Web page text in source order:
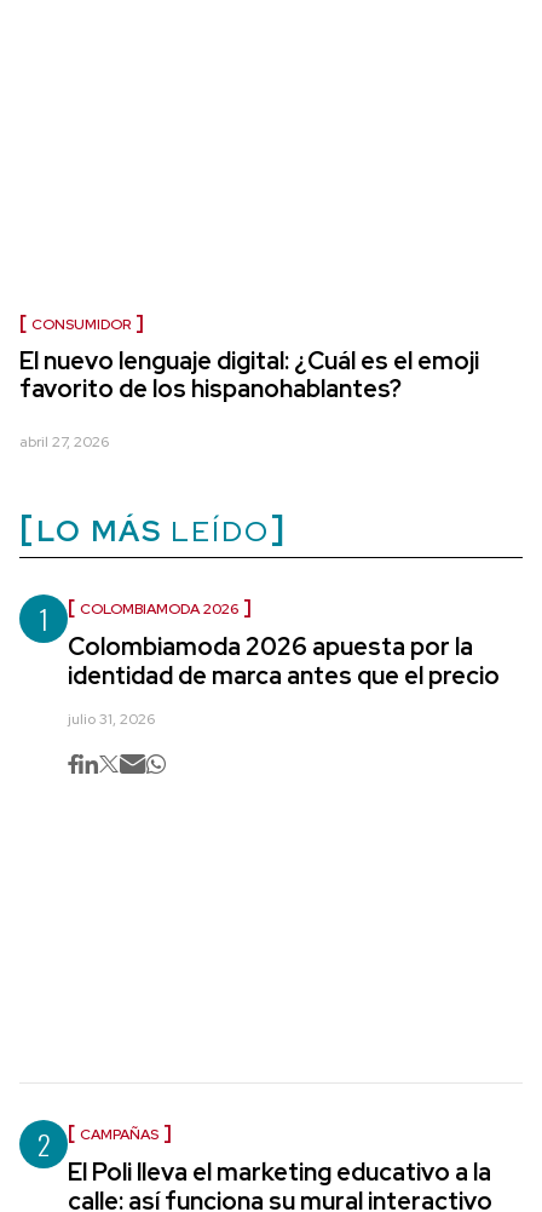
CONSUMIDOR
El nuevo lenguaje digital: ¿Cuál es el emoji
favorito de los hispanohablantes?
abril 27, 2026
LO MÁS LEÍDO
1 COLOMBIAMODA 2026
Colombiamoda 2026 apuesta por la
identidad de marca antes que el precio
julio 31, 2026
2 CAMPAÑAS
El Poli lleva el marketing educativo a la
calle: así funciona su mural interactivo